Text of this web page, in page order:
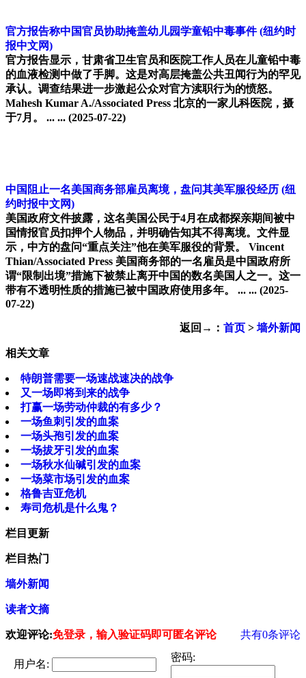
官方报告称中国官员协助掩盖幼儿园学童铅中毒事件 (纽约时
报中文网)
官方报告显示，甘肃省卫生官员和医院工作人员在儿童铅中毒
的血液检测中做了手脚。这是对高层掩盖公共丑闻行为的罕见
承认。调查结果进一步激起公众对官方渎职行为的愤怒。
Mahesh Kumar A./Associated Press 北京的一家儿科医院，摄
于7月。 ... ... (2025-07-22)
中国阻止一名美国商务部雇员离境，盘问其美军服役经历 (纽
约时报中文网)
美国政府文件披露，这名美国公民于4月在成都探亲期间被中
国情报官员扣押个人物品，并明确告知其不得离境。文件显
示，中方的盘问“重点关注”他在美军服役的背景。 Vincent
Thian/Associated Press 美国商务部的一名雇员是中国政府所
谓“限制出境”措施下被禁止离开中国的数名美国人之一。这一
带有不透明性质的措施已被中国政府使用多年。 ... ... (2025-
07-22)
返回→： 首页 > 墙外新闻
相关文章
特朗普需要一场速战速决的战争
又一场即将到来的战争
打赢一场劳动仲裁的有多少？
一场鱼刺引发的血案
一场头孢引发的血案
一场拔牙引发的血案
一场秋水仙碱引发的血案
一场菜市场引发的血案
格鲁吉亚危机
寿司危机是什么鬼？
栏目更新
栏目热门
墙外新闻
读者文摘
欢迎评论:免登录，输入验证码即可匿名评论 共有0条评论
用户名:
密码: